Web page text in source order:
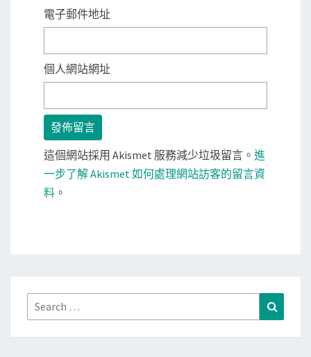
電子郵件地址
個人網站網址
這個網站採用 Akismet 服務減少垃圾留言。 進
一步了解 Akismet 如何處理網站訪客的留言資
料 。
Search
for: